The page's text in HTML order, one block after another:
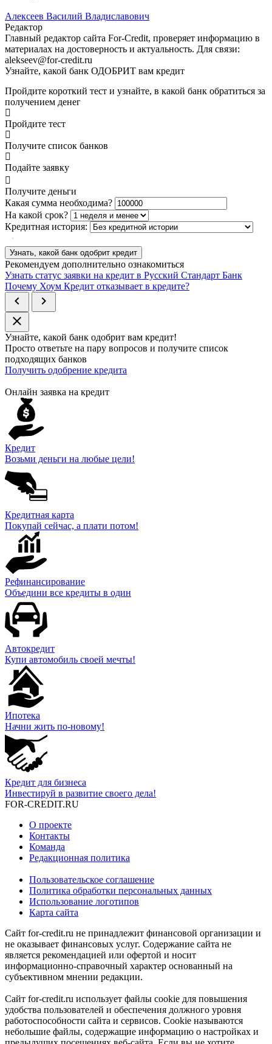
Алексеев Василий Владиславович
Редактор
Главный редактор сайта For-Credit, проверяет информацию в
материалах на достоверность и актуальность. Для связи:
alekseev@for-credit.ru
Узнайте, какой банк ОДОБРИТ вам кредит
Пройдите короткий тест и узнайте, в какой банк обратиться за
получением денег
Пройдите тест
Получите список банков
Подайте заявку
Получите деньги
Какая сумма необходима?
На какой срок?
Кредитная история:
Узнать, какой банк одобрит кредит
Рекомендуем дополнительно ознакомиться
Узнать статус заявки на кредит в Русский Стандарт Банк
Почему Хоум Кредит отказывает в кредите?
chevron_left
chevron_right
close
Узнайте, какой банк одобрит вам кредит!
Просто ответьте на пару вопросов и получите список
подходящих банков
Получить одобрение кредита
Онлайн заявка на кредит
Кредит
Возьми деньги на любые цели!
Кредитная карта
Покупай сейчас, а плати потом!
Рефинансирование
Объедини все кредиты в один
Автокредит
Купи автомобиль своей мечты!
Ипотека
Начни жить по-новому!
Кредит для бизнеса
Инвестируй в развитие своего дела!
FOR-CREDIT.RU
О проекте
Контакты
Команда
Редакционная политика
Пользовательское соглашение
Политика обработки персональных данных
Использование логотипов
Карта сайта
Сайт for-credit.ru не принадлежит финансовой организации и
не оказывает финансовых услуг. Содержание сайта не
является рекомендацией или офертой и носит
информационно-справочный характер основанный на
субъективном мнении редакции.
Сайт for-credit.ru использует файлы cookie для повышения
удобства пользователей и обеспечения должного уровня
работоспособности сайта и сервисов. Cookie называются
небольшие файлы, содержащие информацию о настройках и